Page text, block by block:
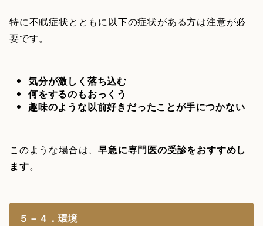
特に不眠症状とともに以下の症状がある方は注意が必
要です。
気分が激しく落ち込む
何をするのもおっくう
趣味のような以前好きだったことが手につかない
このような場合は、早急に専門医の受診をおすすめし
ます。
５－４．環境